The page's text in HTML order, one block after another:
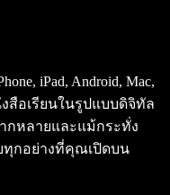
iPad, Android, Mac,
งสือเรียนในรูปแบบดิจิทัล
กหลายและแม้กระทั่ง
ทุกอย่างที่คุณเปิดบน